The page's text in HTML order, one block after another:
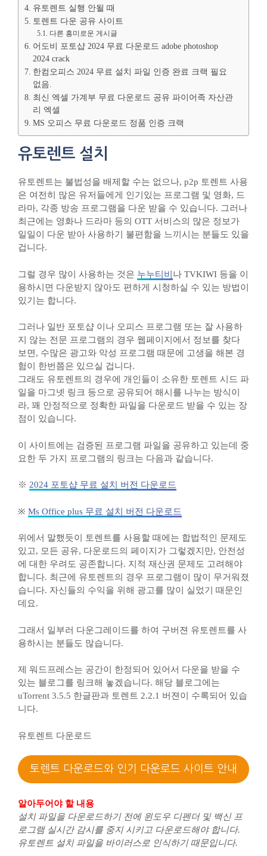
유토렌트 실행 안될 때
토렌트 다운 공유 사이트
다른 흥미로운 게시글
어도비 포토샵 2024 무료 다운로드 adobe photoshop
2024 crack
한컴오피스 2024 무료 설치 파일 인증 완료 크랙 필요
없음.
최신 엑셀 가계부 무료 다운로드 공유 파이어족 자산관
리 엑셀
MS 오피스 무료 다운로드 정품 인증 크랙
유토렌트 설치
유토렌트는 불법성을 배제할 수는 없으나, p2p 토렌트 사용
은 여전히 많은 유저들에게 인기있는 프로그램 및 영화, 드
라마, 각종 방송 프로그램을 다운 받을 수 있습니다. 그러나
최근에는 영화나 드라마 등의 OTT 서비스의 많은 정보가
일일이 다운 받아 사용하기 불편함을 느끼시는 분들도 있을
겁니다.
그럴 경우 많이 사용하는 것은 누누티비나 TVKIWI 등을 이
용하시면 다운받지 않아도 편하게 시청하실 수 있는 방법이
있기는 합니다.
그러나 일반 포토샵 이나 오피스 프로그램 또는 잘 사용하
지 않는 전문 프로그램의 경우 웹페이지에서 정보를 찾다
보면, 수많은 광고와 악성 프로그램 때문에 고생을 해본 경
험이 한번쯤은 있으실 겁니다.
그래도 유토렌트의 경우에 개인들이 소유한 토렌트 시드 파
일을 마그넷 링크 등으로 공유되어 해시를 나누는 방식이
라, 꽤 안정적으로 정확한 파일을 다운로드 받을 수 있는 장
점이 있습니다.
이 사이트에는 검증된 프로그램 파일을 공유하고 있는데 중
요한 두 가지 프로그램의 링크는 다음과 같습니다.
※ 2024 포토샵 무료 설치 버전 다운로드
※ Ms Office plus 무료 설치 버전 다운로드
​위에서 말했듯이 토렌트를 사용할 때에는 합법적인 문제도
있고, 모든 공유, 다운로드의 페이지가 그렇겠지만, 안전성
에 대한 우려도 공존합니다. 지적 재산권 문제도 고려해야
합니다. 최근에 유토렌트의 경우 프로그램이 많이 무거워졌
습니다. 자신들의 수익을 위해 광고를 많이 실었기 때문인
데요.
그래서 일부러 다운그레이드를 하여 구버젼 유토렌트를 사
용하시는 분들도 많습니다.
제 워드프레스는 공간이 한정되어 있어서 다운을 받을 수
있는 블로그를 링크해 놓겠습니다. 해당 블로그에는
uTorrent 3.5.5 한글판과 토렌트 2.2.1 버젼이 수록되어 있습
니다.
유토렌트 다운로드
토렌트 다운로드와 인기 다운로드 사이트 안내
알아두어야 할 내용
설치 파일을 다운로드하기 전에 윈도우 디펜더 및 백신 프
로그램 실시간 감시를 중지 시키고 다운로드해야 합니다.
유토렌트 설치 파일을 바이러스로 인식하기 때문입니다.